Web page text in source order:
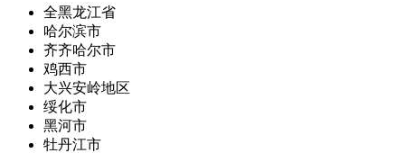
全黑龙江省
哈尔滨市
齐齐哈尔市
鸡西市
大兴安岭地区
绥化市
黑河市
牡丹江市